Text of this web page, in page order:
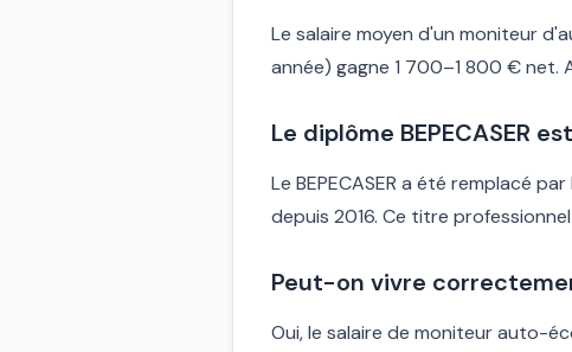
Le salaire moyen d'un moniteur
année) gagne 1 700–1 800 €
Le diplôme BEPECASER
Le BEPECASER a été remplacé
depuis 2016. Ce titre
Peut-on vivre
Oui, le salaire de moniteur auto-